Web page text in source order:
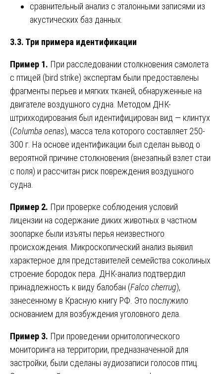
сравнительный анализ с эталонными записями из
акустических баз данных.
3.3. Три примера идентификации
Пример 1. При расследовании столкновения самолета
с птицей (bird strike) экспертам были предоставлены
фрагменты перьев и мягких тканей, обнаруженные на
двигателе воздушного судна. Методом ДНК-
штрихкодирования был идентифицирован вид — клинтух
(Columba oenas), масса тела которого составляет 250-
300 г. На основе идентификации был сделан вывод о
вероятной причине столкновения (внезапный взлет стаи
с поля) и рассчитан риск повреждения воздушного
судна.
Пример 2. При проверке соблюдения условий
лицензии на содержание диких животных в частном
зоопарке были изъяты перья неизвестного
происхождения. Микроскопический анализ выявил
характерное для представителей семейства соколиных
строение бородок пера. ДНК-анализ подтвердил
принадлежность к виду балобан (Falco cherrug),
занесенному в Красную книгу РФ. Это послужило
основанием для возбуждения уголовного дела.
Пример 3. При проведении орнитологического
мониторинга на территории, предназначенной для
застройки, были сделаны аудиозаписи голосов птиц.